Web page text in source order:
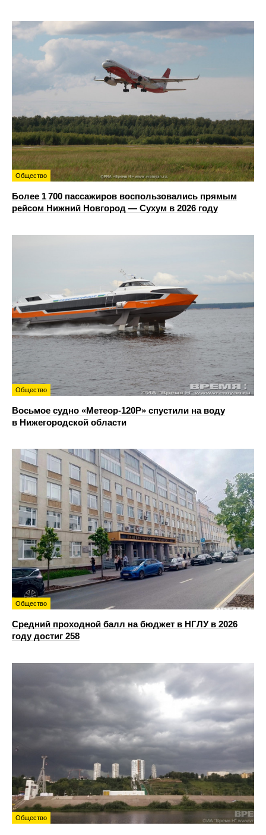
Общество
Более 1 700 пассажиров воспользовались прямым
рейсом Нижний Новгород — Сухум в 2026 году
Общество
Восьмое судно «Метеор-120Р» спустили на воду
в Нижегородской области
Общество
Средний проходной балл на бюджет в НГЛУ в 2026
году достиг 258
Общество